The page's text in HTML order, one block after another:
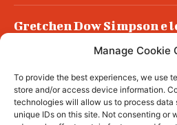
Manage Cookie
To provide the best experiences, we use
store and/or access device information.
technologies will allow us to process data
unique IDs on this site. Not consenting or
Gretchen Dow Simpson e
Podlech, il Cile lo ha
all’ergastolo